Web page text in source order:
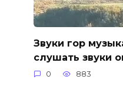
Звуки гор
слушать звуки
0 883